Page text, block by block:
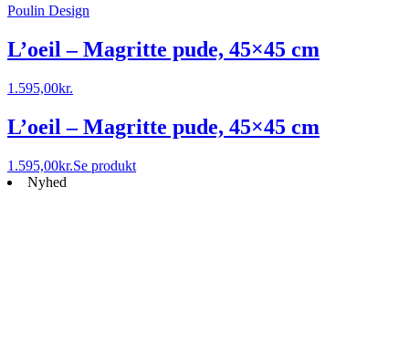
Poulin Design
L’oeil – Magritte pude, 45×45 cm
1.595,00kr.
L’oeil – Magritte pude, 45×45 cm
1.595,00kr.Se produkt
Nyhed